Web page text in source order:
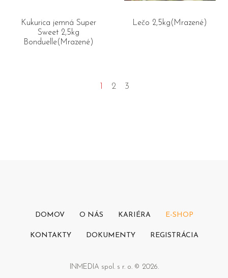
Kukurica jemná Super
Sweet 2,5kg
Bonduelle(Mrazené)
Lečo 2,5kg(Mrazené)
1 2 3
DOMOV O NÁS KARIÉRA E-SHOP
KONTAKTY DOKUMENTY REGISTRÁCIA
INMEDIA spol. s r. o. © 2026.